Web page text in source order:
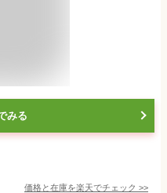
みる
価格と在庫を楽天でチェック >>